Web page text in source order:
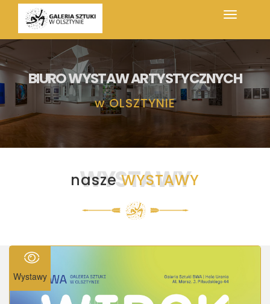
BIURO WYSTAW ARTYSTYCZNYCH
w OLSZTYNIE
WYSTAWY
naszeWYSTAWY
Wystawy